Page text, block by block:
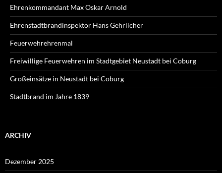
Ehrenkommandant Max Oskar Arnold
Ehrenstadtbrandinspektor Hans Gehrlicher
Feuerwehrehrenmal
Freiwillige Feuerwehren im Stadtgebiet Neustadt bei Coburg
Großeinsätze in Neustadt bei Coburg
Stadtbrand im Jahre 1839
ARCHIV
Dezember 2025